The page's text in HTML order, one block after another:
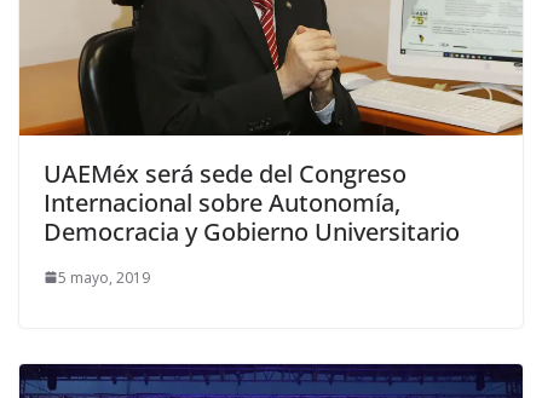
UAEMéx será sede del Congreso
Internacional sobre Autonomía,
Democracia y Gobierno Universitario
5 mayo, 2019